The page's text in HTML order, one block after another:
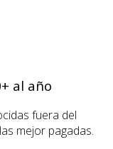
al año
fuera del
mejor pagadas.